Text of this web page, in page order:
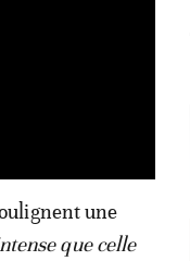
une
que celle